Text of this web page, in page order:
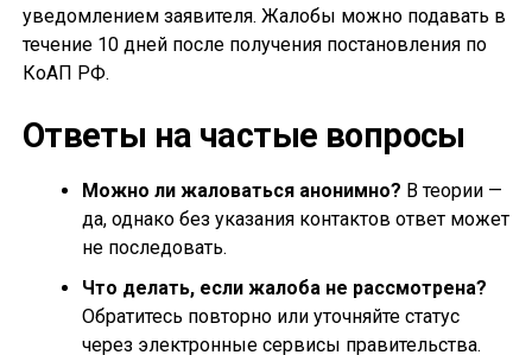
уведомлением заявителя. Жалобы можно подавать в
течение 10 дней после получения постановления по
КоАП РФ.
Ответы на частые вопросы
Можно ли жаловаться анонимно? В теории —
да, однако без указания контактов ответ может
не последовать.
Что делать, если жалоба не рассмотрена?
Обратитесь повторно или уточняйте статус
через электронные сервисы правительства.